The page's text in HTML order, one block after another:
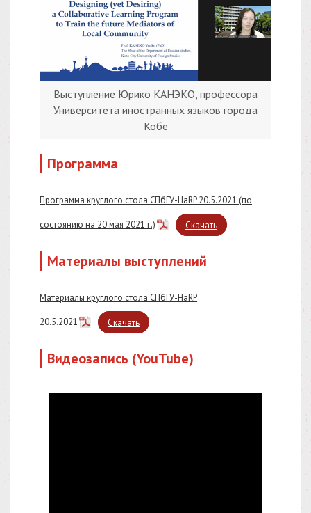
Выступление Юрико КАНЭКО, профессора
Университета иностранных языков города
Кобе
Программа
Программа круглого стола СПбГУ-HaRP 20.5.2021 (по
состоянию на 20 мая 2021 г.) Скачать
Материалы выступлений
Материалы круглого стола СПбГУ-HaRP
20.5.2021 Скачать
Видеозапись (YouTube)